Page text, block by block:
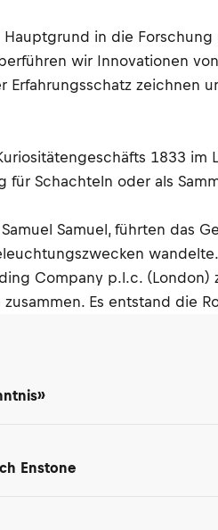
in die
wir Innovationen
zeichnen
1833 im
Schachteln oder als
Samuel, führten das
Company p.l.c.
Es entstand die
Enstone